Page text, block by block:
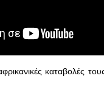
καταβολές